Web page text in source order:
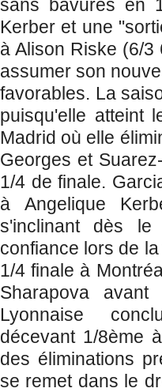
sans bavures en
Kerber et une
à Alison Riske (6/3
assumer son
favorables. La
puisqu'elle atteint
Madrid où elle
Georges et
1/4 de finale.
à Angelique
s'inclinant dès le
confiance lors de
1/4 finale à
Sharapova
Lyonnaise
décevant 1/8ème
des éliminations
se remet dans le